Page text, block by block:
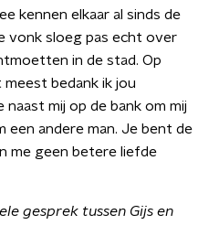
kennen elkaar al sinds de
vonk sloeg pas echt over
in de stad. Op
bedank ik jou
mij op de bank om mij
een andere man. Je bent de
me geen betere liefde
gesprek tussen Gijs en